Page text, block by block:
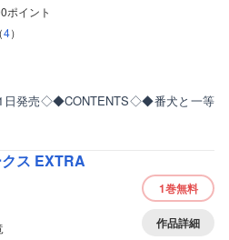
ポイント
（4）
1日発売◇◆CONTENTS◇◆番犬と一等
ス EXTRA
1巻無料
作品詳細